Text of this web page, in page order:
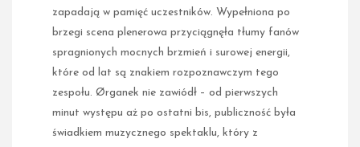
zapadają w pamięć uczestników. Wypełniona po
brzegi scena plenerowa przyciągnęła tłumy fanów
spragnionych mocnych brzmień i surowej energii,
które od lat są znakiem rozpoznawczym tego
zespołu. Ørganek nie zawiódł – od pierwszych
minut występu aż po ostatni bis, publiczność była
świadkiem muzycznego spektaklu, który z